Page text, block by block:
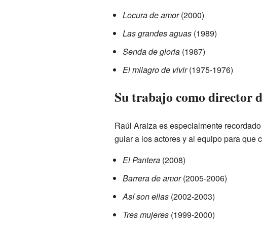
Locura de amor(2000)
Las grandes aguas(1989)
Senda de gloria(1987)
El milagro de vivir(1975-1976)
Su trabajo como director
Raúl Araiza es especialmente
guiar a los actores y al equipo para que
El Pantera(2008)
Barrera de amor(2005-2006)
Así son ellas(2002-2003)
Tres mujeres(1999-2000)